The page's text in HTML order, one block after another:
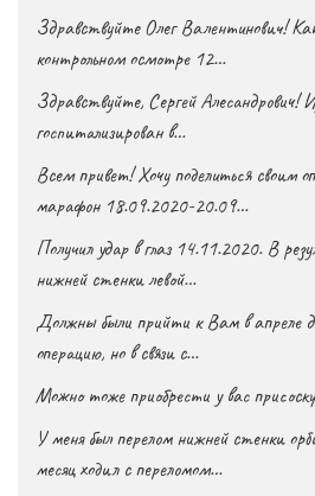
Здравствуйте Олег Валентинович!
контрольном осмотре 12…
Здравствуйте, Сергей Алесандрович!
госпитализирован в…
Всем привет! Хочу поделиться своим
марафон 18.09.2020-20.09…
Получил удар в глаз 14.11.2020. В
нижней стенки левой…
Должны были прийти к Вам в апреле
операцию, но в связи с…
Можно тоже приобрести у вас
У меня был перелом нижней стенки
месяц ходил с переломом…